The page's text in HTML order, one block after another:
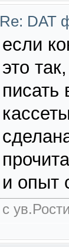
Re: DAT
если
это
писать
и опыт
с